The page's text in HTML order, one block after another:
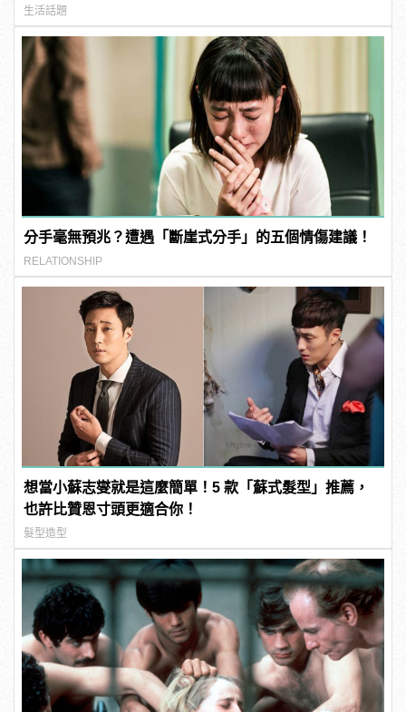
男
生活話題
分手毫無預兆？遭遇「斷崖式分手」的五個情傷建議！
RELATIONSHIP
想當小蘇志燮就是這麼簡單！5 款「蘇式髮型」推薦，
也許比贊恩寸頭更適合你！
髮型造型